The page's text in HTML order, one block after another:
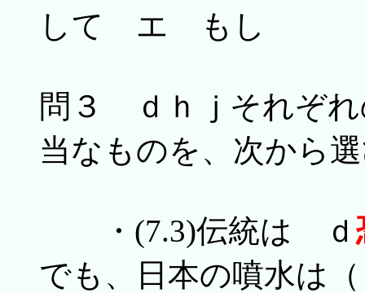
して エ もし
問３ ｄｈｊそれぞれ
当なものを、次から
・(7.3)伝統は ｄ
でも、日本の噴水